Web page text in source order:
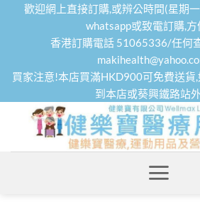
歡迎網上直接訂購,或辨公時間(星期
whatsapp或致電訂購,
香港訂購電話 51065336/任何
買家注意!本店買滿HKD900可免費送貨
到本店或葵興鐵路站